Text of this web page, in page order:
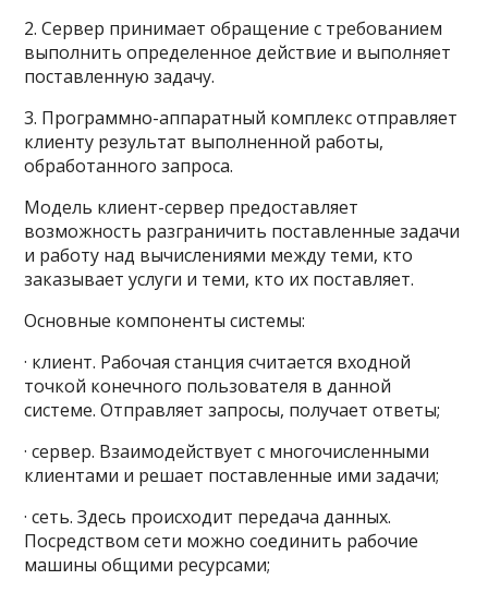
2. Сервер принимает обращение с требованием
выполнить определенное действие и выполняет
поставленную задачу.
3. Программно-аппаратный комплекс отправляет
клиенту результат выполненной работы,
обработанного запроса.
Модель клиент-сервер предоставляет
возможность разграничить поставленные задачи
и работу над вычислениями между теми, кто
заказывает услуги и теми, кто их поставляет.
Основные компоненты системы:
· клиент. Рабочая станция считается входной
точкой конечного пользователя в данной
системе. Отправляет запросы, получает ответы;
· сервер. Взаимодействует с многочисленными
клиентами и решает поставленные ими задачи;
· сеть. Здесь происходит передача данных.
Посредством сети можно соединить рабочие
машины общими ресурсами;